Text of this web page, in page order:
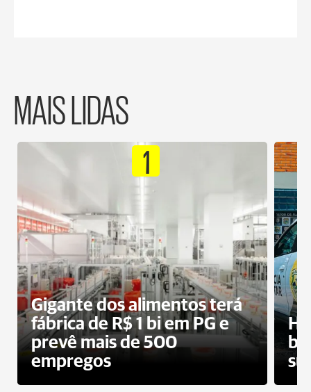
MAIS LIDAS
1
Gigante dos alimentos terá
fábrica de R$ 1 bi em PG e
prevê mais de 500
empregos